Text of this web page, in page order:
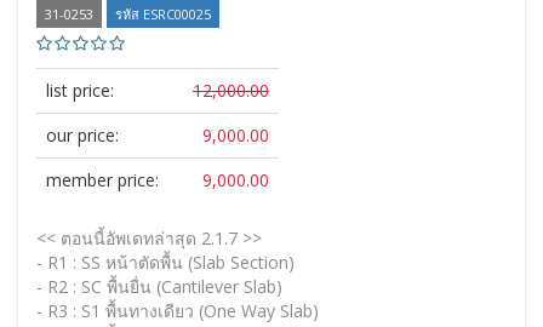
31-0253 รหัส ESRC00025
list price:
12,000.00
our price:
9,000.00
member price:
9,000.00
<< ตอนนี้อัพเดทล่าสุด 2.1.7 >>
- R1 : SS หน้าตัดพื้น (Slab Section)
- R2 : SC พื้นยื่น (Cantilever Slab)
- R3 : S1 พื้นทางเดียว (One Way Slab)